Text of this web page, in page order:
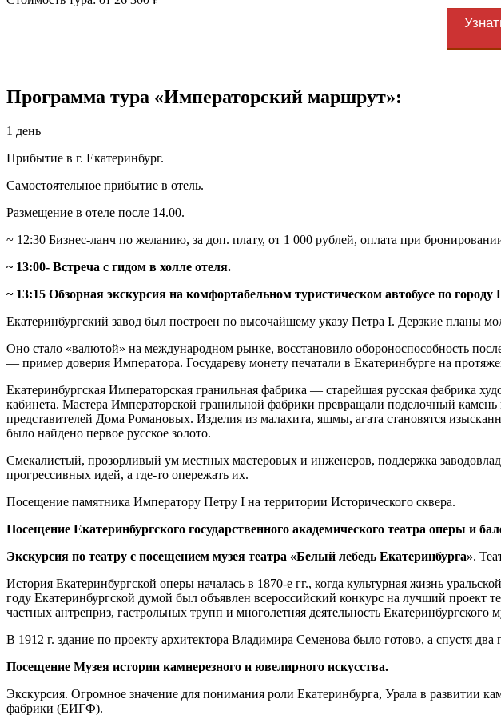
Программа тура «Императорский маршрут»:
1 день
Прибытие в г. Екатеринбург.
Самостоятельное прибытие в отель.
Размещение в отеле после 14.00.
~ 12:30 Бизнес-ланч по желанию, за доп. плату, от 1 000 рублей, оплата при
~ 13:00- Встреча с гидом в холле отеля.
~ 13:15 Обзорная экскурсия на комфортабельном туристическом автобусе по городу
Екатеринбургский завод был построен по высочайшему указу Петра I. Дерзкие планы
Оно стало «валютой» на международном рынке, восстановило обороноспособность
— пример доверия Императора. Государеву монету печатали в Екатеринбурге на
Екатеринбургская Императорская гранильная фабрика — старейшая русская фабрика
кабинета. Мастера Императорской гранильной фабрики превращали поделочный
представителей Дома Романовых. Изделия из малахита, яшмы, агата становятся
было найдено первое русское золото.
Смекалистый, прозорливый ум местных мастеровых и инженеров, поддержка
прогрессивных идей, а где-то опережать их.
Посещение памятника Императору Петру I на территории Исторического сквера.
Посещение Екатеринбургского государственного академического театра оперы и
Экскурсия по театру с посещением музея театра «Белый лебедь Екатеринбурга».
История Екатеринбургской оперы началась в 1870-е гг., когда культурная жизнь
году Екатеринбургской думой был объявлен всероссийский конкурс на лучший проект
частных антреприз, гастрольных трупп и многолетняя деятельность
В 1912 г. здание по проекту архитектора Владимира Семенова было готово, а спустя
Посещение Музея истории камнерезного и ювелирного искусства.
Экскурсия. Огромное значение для понимания роли Екатеринбурга, Урала в развитии
фабрики (ЕИГФ).